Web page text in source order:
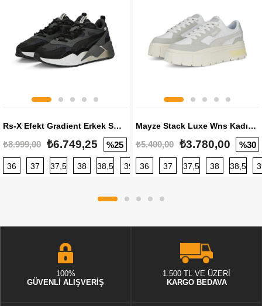
Rs-X Efekt Gradient Erkek Sneaker
₺8.999,00 ₺6.749,25 %25
36 37 37,5 38 38,5 39 40 40,5 41 42 42,5
Mayze Stack Luxe Wns Kadın Sneaker
₺5.400,00 ₺3.780,00 %30
36 37 37,5 38 38,5
100%
GÜVENLİ ALIŞVERİŞ
1.500 TL VE ÜZERİ
KARGO BEDAVA